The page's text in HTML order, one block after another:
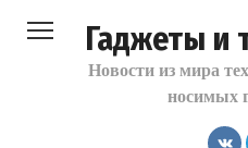
Гаджеты и
Новости из мира
носимых